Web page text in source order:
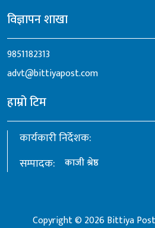
विज्ञापन शाखा
9851182313
advt@bittiyapost.com
हाम्रो टिम
कार्यकारी निर्देशक:
सम्पादक:
काजी श्रेष्ठ
Copyright © 2026 Bittiya